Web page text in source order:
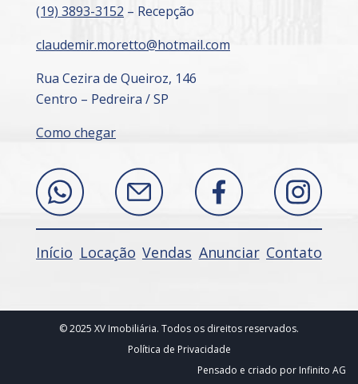
(19) 3893-3152 – Recepção
claudemir.moretto@hotmail.com
Rua Cezira de Queiroz, 146
Centro – Pedreira / SP
Como chegar
Início Locação Vendas Anunciar Contato
© 2025 XV Imobiliária. Todos os direitos reservados.
Política de Privacidade
Pensado e criado por Infinito AG